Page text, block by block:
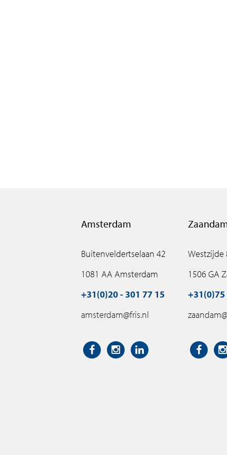
Amsterdam
Buitenveldertselaan 42
1081 AA Amsterdam
+31(0)20 - 301 77 15
amsterdam@fris.nl
Westzijde
1506 GA
+31(0)75